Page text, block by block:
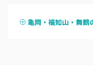
ハンドスカルプ
亀岡・福知山・舞鶴